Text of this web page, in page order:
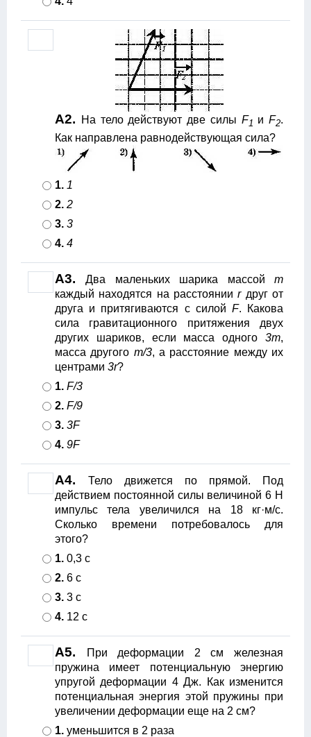
А2. На тело действуют две силы F1 и F2.
Как направлена равнодействующая сила?
1. 1
2. 2
3. 3
4. 4
А3.Два маленьких шарика массойm
каждый находятся на расстоянииrдруг от
друга и притягиваются с силой F. Какова
сила гравитационного притяжения двух
других шариков, если масса одного 3m,
масса другого m/3, а расстояние между их
центрами 3r?
1. F/3
2. F/9
3. 3F
4. 9F
А4.
Тело движется по прямой. Под
действием постоянной силы величиной 6 Н
импульс тела увеличился на 18 кг·м/с.
Сколько времени потребовалось для
этого?
1. 0,3 с
2. 6 с
3. 3 с
4. 12 с
А5.
При деформации 2 см железная
пружина имеет потенциальную энергию
упругой деформации 4 Дж. Как изменится
потенциальная энергия этой пружины при
увеличении деформации еще на 2 см?
1. уменьшится в 2 раза